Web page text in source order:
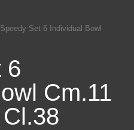
Set 6 Individual Bowl
6
Cm.11